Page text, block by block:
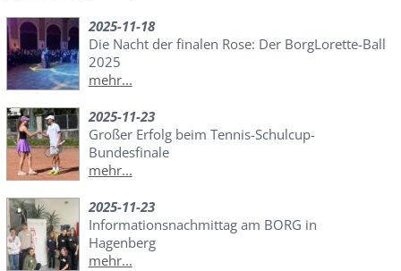
2025-11-18
Die Nacht der finalen Rose: Der BorgLorette-Ball
2025
mehr...
2025-11-23
Großer Erfolg beim Tennis-Schulcup-
Bundesfinale
mehr...
2025-11-23
Informationsnachmittag am BORG in
Hagenberg
mehr...